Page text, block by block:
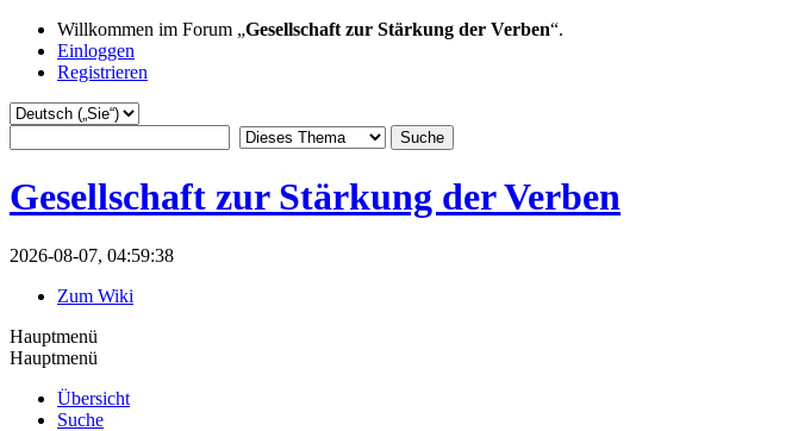
Willkommen im Forum „Gesellschaft zur Stärkung der Verben“.
Einloggen
Registrieren
Gesellschaft zur Stärkung der Verben
2026-08-07, 04:59:38
Zum Wiki
Hauptmenü
Hauptmenü
Übersicht
Suche